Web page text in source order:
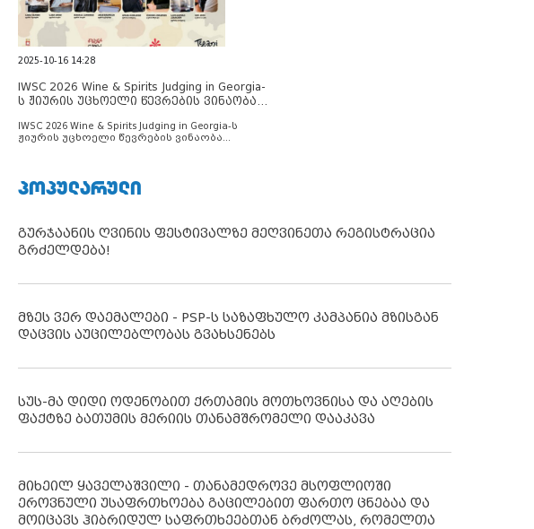
2025-10-16 14:28
IWSC 2026 Wine & Spirits Judging in Georgia-
ს ჟიურის უცხოელი წევრების ვინაობა
IWSC 2026 Wine & Spirits Judging in Georgia-ს
ჟიურის უცხოელი წევრების ვინაობა
ᲞᲝᲞᲣᲚᲐᲠᲣᲚᲘ
გურჯაანის ღვინის ფესტივალზე მეღვინეთა რეგისტრაცია
გრძელდება!
მზეს ვერ დაემალები - PSP-ს საზაფხულო კამპანია მზისგან
დაცვის აუცილებლობას გვახსენებს
სუს-მა დიდი ოდენობით ქრთამის მოთხოვნისა და აღების
ფაქტზე ბათუმის მერიის თანამშრომელი დააკავა
მიხეილ ყაველაშვილი - თანამედროვე მსოფლიოში
ეროვნული უსაფრთხოება გაცილებით ფართო ცნებაა და
მოიცავს ჰიბრიდულ საფრთხეებთან ბრძოლას, რომელთა